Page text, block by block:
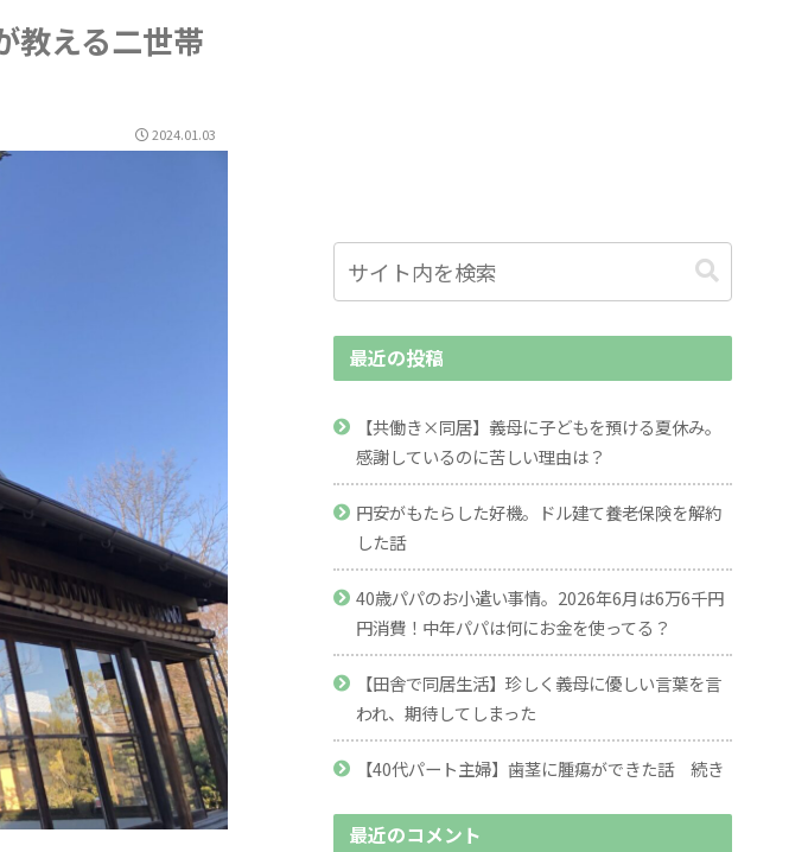
教える二世帯
2024.01.03
最近の投稿
【共働き×同居】義母に子どもを預ける夏休み。
感謝しているのに苦しい理由は？
円安がもたらした好機。ドル建て養老保険を解約
した話
40歳パパのお小遣い事情。2026年6月は6万6千円
円消費！中年パパは何にお金を使ってる？
【田舎で同居生活】珍しく義母に優しい言葉を言
われ、期待してしまった
【40代パート主婦】歯茎に腫瘍ができた話 続き
最近のコメント